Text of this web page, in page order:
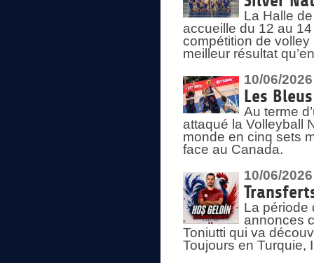
La Halle
accueille du 12 au
compétition de
meilleur résultat
10/06/2026
Les
Au terme
attaqué la Volleyball
monde en cinq sets
face au Canada.
10/06/2026
La période
annonces
Toniutti qui va
Toujours en Turquie,